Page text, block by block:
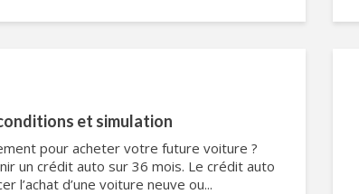
et simulation
pour acheter votre future voiture ?
un crédit auto sur 36 mois. Le crédit auto
l’achat d’une voiture neuve ou...